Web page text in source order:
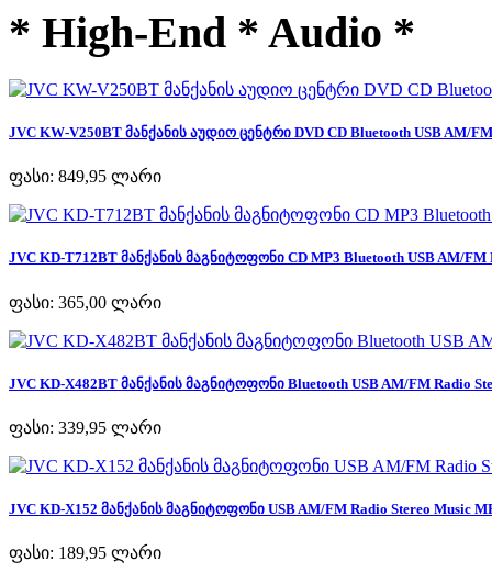
* High-End * Audio *
JVC KW-V250BT მანქანის აუდიო ცენტრი DVD CD Bluetooth USB AM/
ფასი: 849,95 ლარი
JVC KD-T712BT მანქანის მაგნიტოფონი CD MP3 Bluetooth USB AM/FM
ფასი: 365,00 ლარი
JVC KD-X482BT მანქანის მაგნიტოფონი Bluetooth USB AM/FM Radio
ფასი: 339,95 ლარი
JVC KD-X152 მანქანის მაგნიტოფონი USB AM/FM Radio Stereo Music
ფასი: 189,95 ლარი